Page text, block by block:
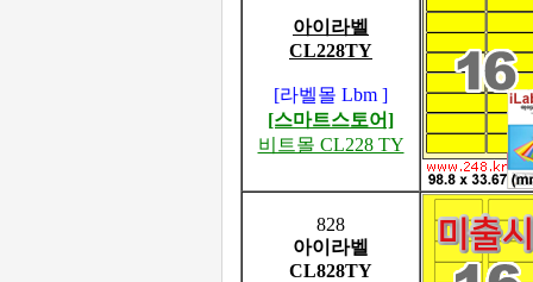
아이라벨
CL228TY
[라벨몰 Lbm ]
[스마트스토어]
비트몰 CL228 TY
828
아이라벨
CL828TY